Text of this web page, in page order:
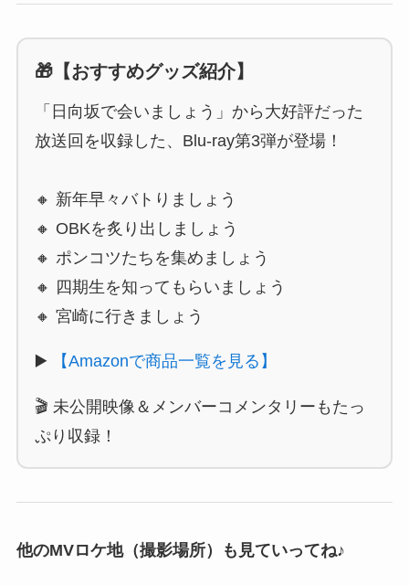
🎁【おすすめグッズ紹介】
「日向坂で会いましょう」から大好評だった
放送回を収録した、Blu-ray第3弾が登場！
🔸 新年早々バトりましょう
🔸 OBKを炙り出しましょう
🔸 ポンコツたちを集めましょう
🔸 四期生を知ってもらいましょう
🔸 宮崎に行きましょう
▶️ 【Amazonで商品一覧を見る】
🎬 未公開映像＆メンバーコメンタリーもたっ
ぷり収録！
他のMVロケ地（撮影場所）も見ていってね♪